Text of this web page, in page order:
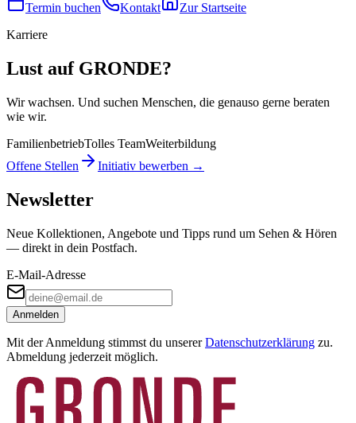
Termin buchen Kontakt
Zur Startseite
Karriere
Lust auf GRONDE?
Wir wachsen. Und suchen Menschen, die genauso gerne beraten
wie wir.
FamilienbetriebTolles TeamWeiterbildung
Offene Stellen
Initiativ bewerben →
Newsletter
Neue Kollektionen, Angebote und Tipps rund um Sehen & Hören
— direkt in dein Postfach.
E-Mail-Adresse
Anmelden
Mit der Anmeldung stimmst du unserer Datenschutzerklärung zu.
Abmeldung jederzeit möglich.